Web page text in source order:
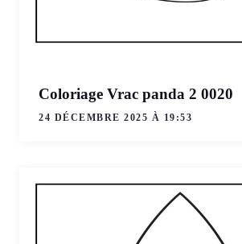
Coloriage Vrac panda 2 0020
24 DÉCEMBRE 2025 À 19:53